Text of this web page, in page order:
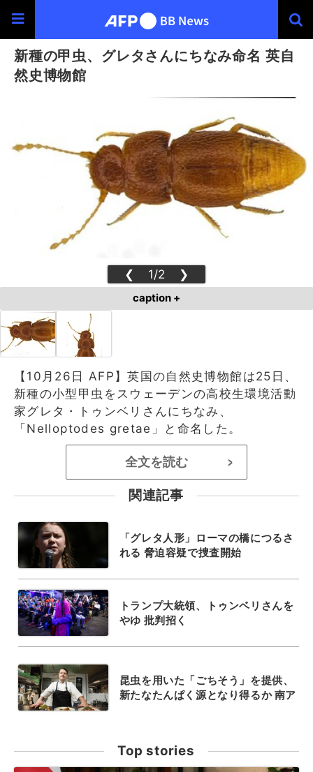
新種の甲虫、グレタさんにちなみ命名 英自
然史博物館
❮ 1/2 ❯
caption +
【10月26日 AFP】英国の自然史博物館は25日、
新種の小型甲虫をスウェーデンの高校生環境活動
家グレタ・トゥンベリさんにちなみ、
「Nelloptodes gretae」と命名した。
全文を読む >
関連記事
「グレタ人形」ローマの橋につるさ
れる 脅迫容疑で捜査開始
トランプ大統領、トゥンベリさんを
やゆ 批判招く
昆虫を用いた「ごちそう」を提供、
新たなたんぱく源となり得るか 南ア
Top stories